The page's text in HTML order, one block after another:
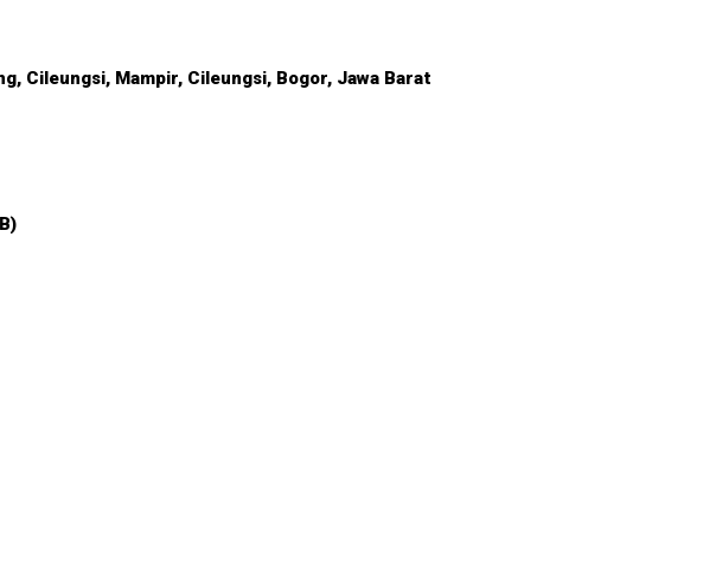
Cileungsi, Mampir, Cileungsi, Bogor, Jawa Barat